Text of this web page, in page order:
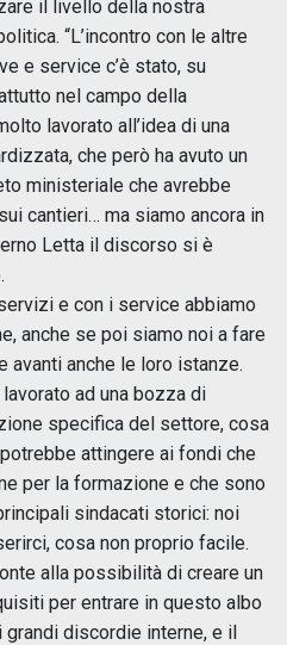
il livello della nostra
“L’incontro con le altre
e service c’è stato, su
nel campo della
lavorato all’idea di una
che però ha avuto un
ministeriale che avrebbe
cantieri… ma siamo ancora in
Letta il discorso si è
e con i service abbiamo
anche se poi siamo noi a fare
avanti anche le loro istanze.
lavorato ad una bozza di
specifica del settore, cosa
attingere ai fondi che
per la formazione e che sono
sindacati storici: noi
cosa non proprio facile.
alla possibilità di creare un
per entrare in questo albo
discordie interne, e il